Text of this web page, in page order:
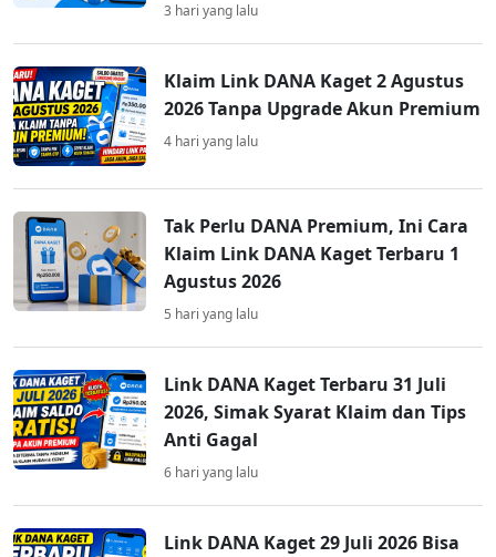
3 hari yang lalu
Klaim Link DANA Kaget 2 Agustus
2026 Tanpa Upgrade Akun Premium
4 hari yang lalu
Tak Perlu DANA Premium, Ini Cara
Klaim Link DANA Kaget Terbaru 1
Agustus 2026
5 hari yang lalu
Link DANA Kaget Terbaru 31 Juli
2026, Simak Syarat Klaim dan Tips
Anti Gagal
6 hari yang lalu
Link DANA Kaget 29 Juli 2026 Bisa